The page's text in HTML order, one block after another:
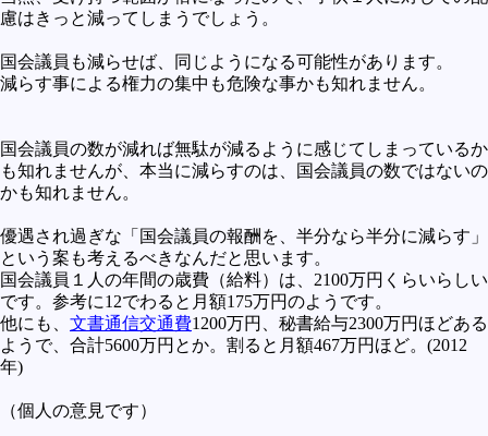
慮はきっと減ってしまうでしょう。
国会議員も減らせば、同じようになる可能性があります。
減らす事による権力の集中も危険な事かも知れません。
国会議員の数が減れば無駄が減るように感じてしまっているか
も知れませんが、本当に減らすのは、国会議員の数ではないの
かも知れません。
優遇され過ぎな「国会議員の報酬を、半分なら半分に減らす」
という案も考えるべきなんだと思います。
国会議員１人の年間の歳費（給料）は、2100万円くらいらしい
です。参考に12でわると月額175万円のようです。
他にも、 文書通信交通費1200万円、秘書給与2300万円ほどある
ようで、合計5600万円とか。割ると月額467万円ほど。(2012
年)
（個人の意見です）